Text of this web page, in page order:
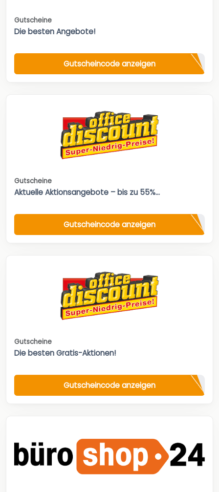
Gutscheine
Die besten Angebote!
Gutscheincode anzeigen
Gutscheine
Aktuelle Aktionsangebote – bis zu 55%...
Gutscheincode anzeigen
Gutscheine
Die besten Gratis-Aktionen!
Gutscheincode anzeigen